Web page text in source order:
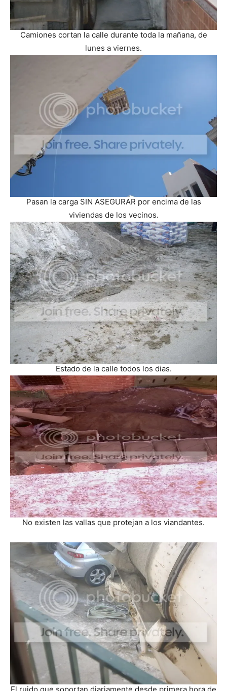
Camiones cortan la calle durante toda la mañana, de
lunes a viernes.
Pasan la carga SIN ASEGURAR por encima de las
viviendas de los vecinos.
Estado de la calle todos los dias.
No existen las vallas que protejan a los viandantes.